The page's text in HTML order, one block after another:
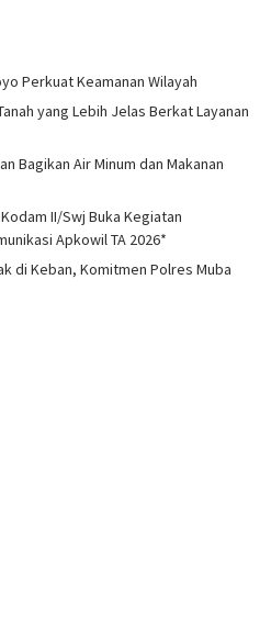
Perkuat Keamanan Wilayah
yang Lebih Jelas Berkat Layanan
Bagikan Air Minum dan Makanan
II/Swj Buka Kegiatan
Apkowil TA 2026*
di Keban, Komitmen Polres Muba